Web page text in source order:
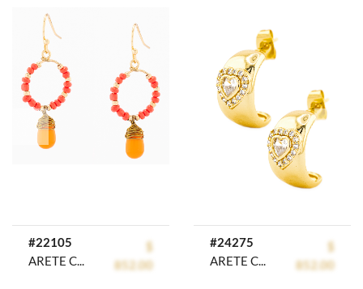
#22105
$
852.00
ARETE CHAPA GOLDEN COLORS
#24275
$
852.00
ARETE CHAPA CRYSTIME
prev